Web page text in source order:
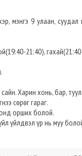
мэнгэ 9 улаан,
21:40),
Харин хонь, бар,
сөрөг гараг.
орших болой.
үйлдвэл үр нь муу